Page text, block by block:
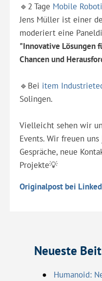
🔹2 Tage Mobile
Jens Müller ist einer
moderiert eine
"Innovative Lösungen
Chancen und
🔹Bei item
Solingen.
Vielleicht sehen wir
Events. Wir freuen
Gespräche, neue
Projekte💡
Originalpost bei
Neueste
Humanoid: